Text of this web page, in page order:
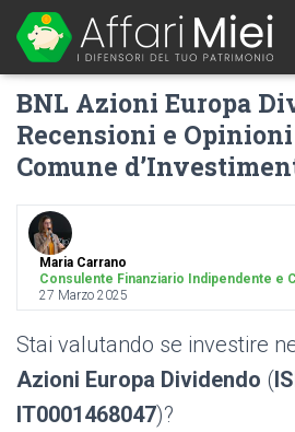
BNL Azioni Europa
Recensioni e
Comune
Maria Carrano
Consulente Finanziario Indipendente e
27 Marzo 2025
Stai valutando se investire
Azioni Europa Dividendo (
IT0001468047)?